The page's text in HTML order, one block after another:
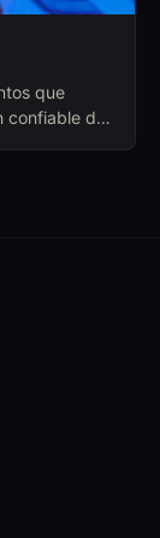
que
confiable de